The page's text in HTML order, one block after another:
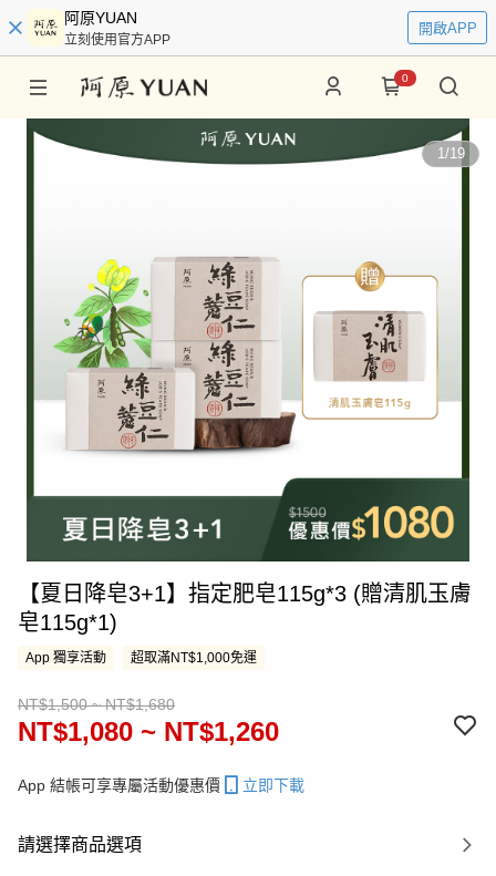
阿原YUAN
立刻使用官方APP
開啟APP
0
1/19
【夏日降皂3+1】指定肥皂115g*3 (贈清肌玉膚
皂115g*1)
App 獨享活動 超取滿NT$1,000免運
NT$1,500 ~ NT$1,680
NT$1,080 ~ NT$1,260
App 結帳可享專屬活動優惠價 立即下載
請選擇商品選項